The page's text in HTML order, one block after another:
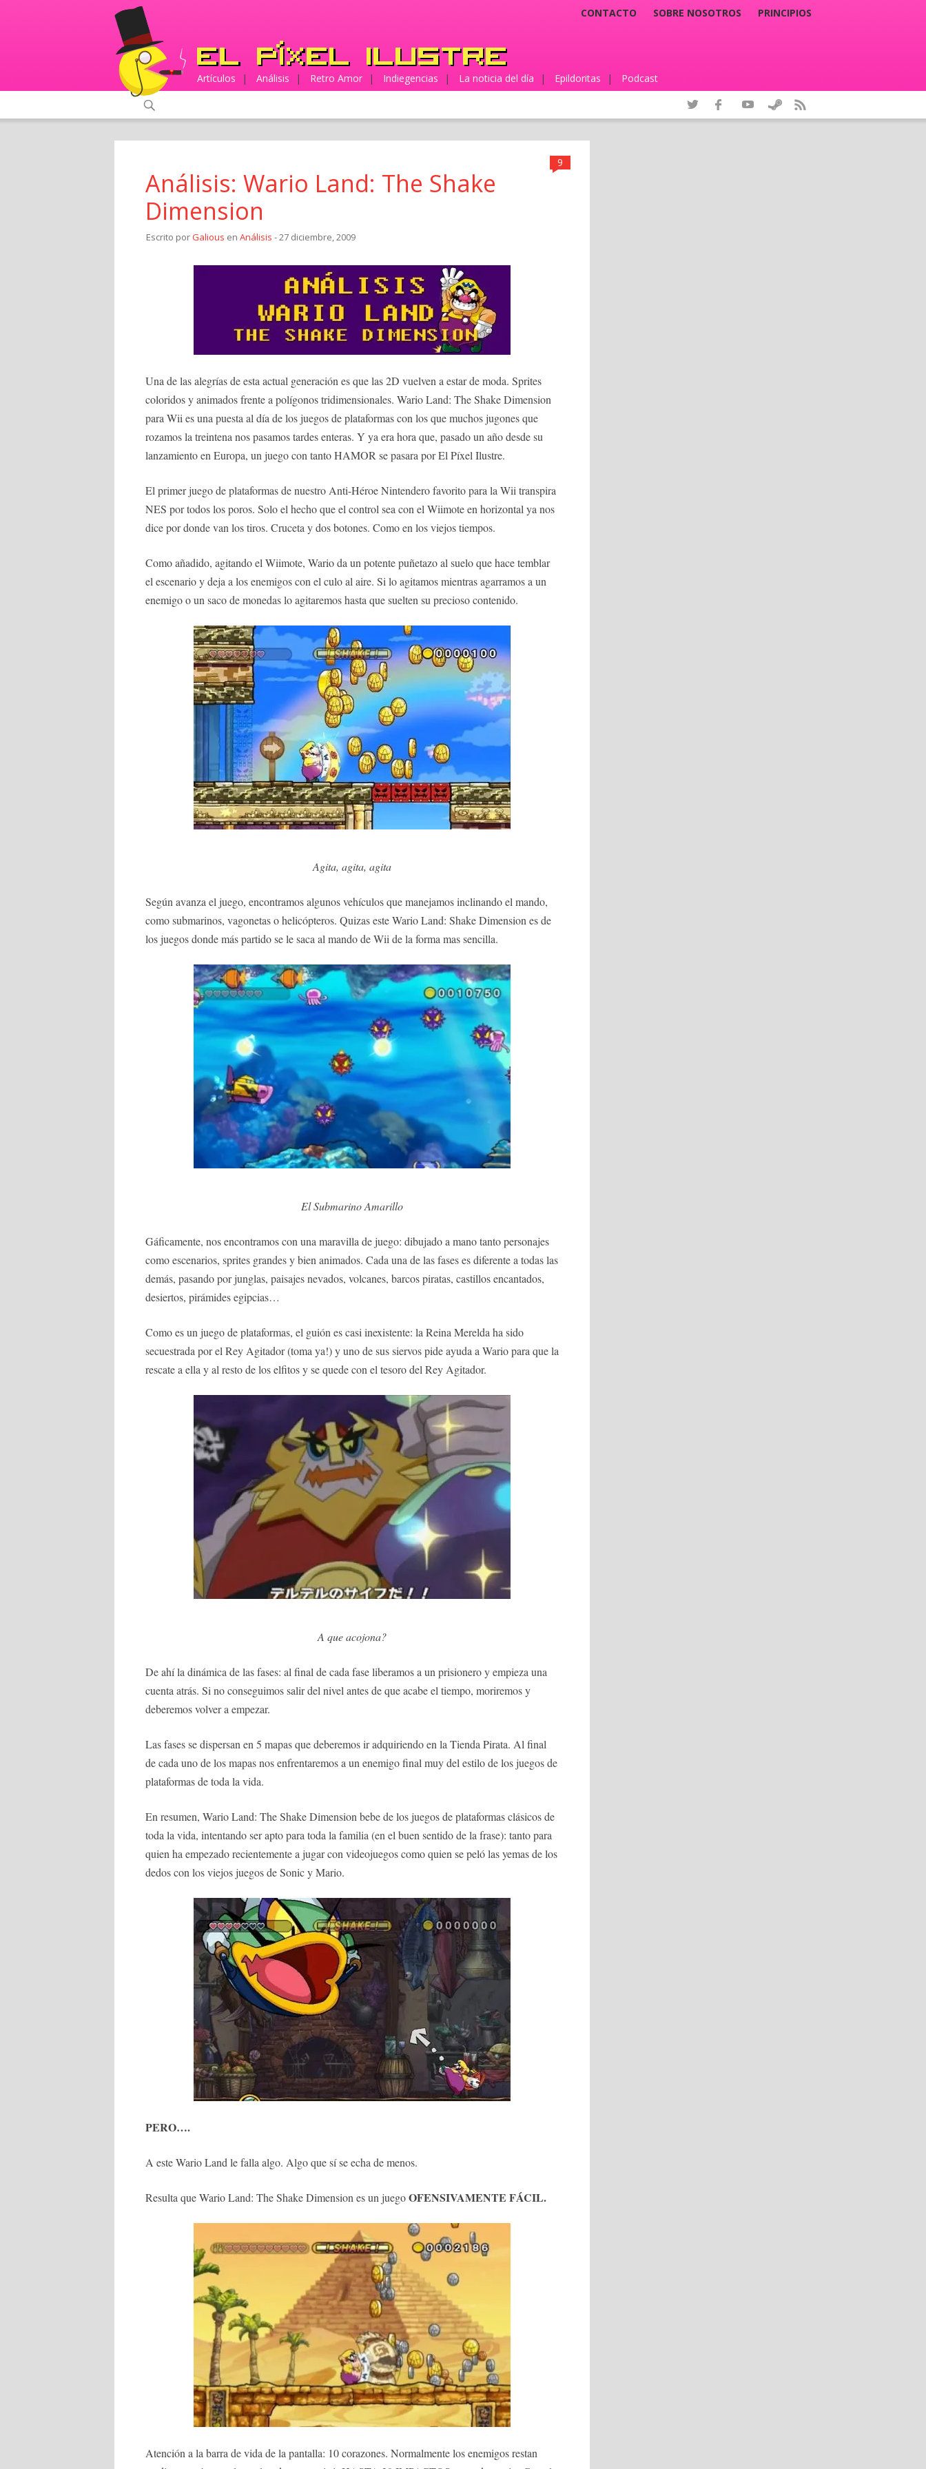
CONTACTO SOBRE NOSOTROS PRINCIPIOS
Artículos | Análisis | Retro Amor | Indiegencias | La noticia del día | Epildoritas | Podcast
9
Análisis: Wario Land: The Shake
Dimension
Escrito porGalious en Análisis - 27 diciembre, 2009
Una de las alegrías de esta actual generación es que las 2D vuelven a estar de moda. Sprites
coloridos y animados frente a polígonos tridimensionales. Wario Land: The Shake Dimension
para Wii es una puesta al día de los juegos de plataformas con los que muchos jugones que
rozamos la treintena nos pasamos tardes enteras. Y ya era hora que, pasado un año desde su
lanzamiento en Europa, un juego con tanto HAMOR se pasara por El Píxel Ilustre.
El primer juego de plataformas de nuestro Anti-Héroe Nintendero favorito para la Wii transpira
NES por todos los poros. Solo el hecho que el control sea con el Wiimote en horizontal ya nos
dice por donde van los tiros. Cruceta y dos botones. Como en los viejos tiempos.
Como añadido, agitando el Wiimote, Wario da un potente puñetazo al suelo que hace temblar
el escenario y deja a los enemigos con el culo al aire. Si lo agitamos mientras agarramos a un
enemigo o un saco de monedas lo agitaremos hasta que suelten su precioso contenido.
Agita, agita, agita
Según avanza el juego, encontramos algunos vehículos que manejamos inclinando el mando,
como submarinos, vagonetas o helicópteros. Quizas este Wario Land: Shake Dimension es de
los juegos donde más partido se le saca al mando de Wii de la forma mas sencilla.
El Submarino Amarillo
Gáficamente, nos encontramos con una maravilla de juego: dibujado a mano tanto personajes
como escenarios, sprites grandes y bien animados. Cada una de las fases es diferente a todas las
demás, pasando por junglas, paisajes nevados, volcanes, barcos piratas, castillos encantados,
desiertos, pirámides egipcias…
Como es un juego de plataformas, el guión es casi inexistente: la Reina Merelda ha sido
secuestrada por el Rey Agitador (toma ya!) y uno de sus siervos pide ayuda a Wario para que la
rescate a ella y al resto de los elfitos y se quede con el tesoro del Rey Agitador.
A que acojona?
De ahí la dinámica de las fases: al final de cada fase liberamos a un prisionero y empieza una
cuenta atrás. Si no conseguimos salir del nivel antes de que acabe el tiempo, moriremos y
deberemos volver a empezar.
Las fases se dispersan en 5 mapas que deberemos ir adquiriendo en la Tienda Pirata. Al final
de cada uno de los mapas nos enfrentaremos a un enemigo final muy del estilo de los juegos de
plataformas de toda la vida.
En resumen, Wario Land: The Shake Dimension bebe de los juegos de plataformas clásicos de
toda la vida, intentando ser apto para toda la familia (en el buen sentido de la frase): tanto para
quien ha empezado recientemente a jugar con videojuegos como quien se peló las yemas de los
dedos con los viejos juegos de Sonic y Mario.
PERO….
A este Wario Land le falla algo. Algo que sí se echa de menos.
Resulta que Wario Land: The Shake Dimension es un juegoOFENSIVAMENTE FÁCIL.
Atención a la barra de vida de la pantalla: 10 corazones. Normalmente los enemigos restan